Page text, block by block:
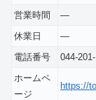
営業時間
―
休業日
―
電話番号
044-201-
ホームペ
ージ
https://